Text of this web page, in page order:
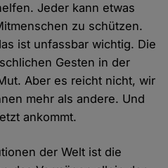
Jeder kann etwas
zu schützen.
ist unfassbar wichtig. Die
Gesten in der
Aber es reicht nicht, wir
mehr als andere. Und
ankommt.
der Welt ist die